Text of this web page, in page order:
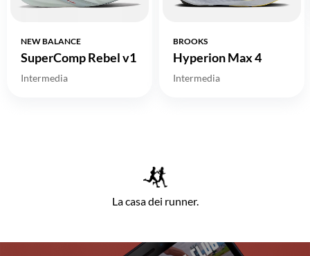
NEW BALANCE
SuperComp Rebel v1
Intermedia
BROOKS
Hyperion Max 4
Intermedia
La casa dei runner.